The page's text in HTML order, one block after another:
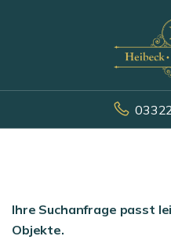
Ihre Suchanfrage passt
Objekte.